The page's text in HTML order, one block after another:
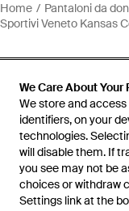
We Care About Your
We store and
identifiers, on your
technologies.
will disable them. If
you see may not be
choices or withdraw
Settings link at the
Home Pantaloni da
Sportivi Veneto Kansas
Assistenza e info